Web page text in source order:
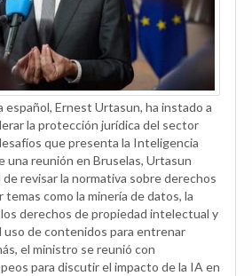
español, Ernest Urtasun, ha instado a
la protección jurídica del sector
que presenta la Inteligencia
una reunión en Bruselas, Urtasun
revisar la normativa sobre derechos
como la minería de datos, la
derechos de propiedad intelectual y
uso de contenidos para entrenar
el ministro se reunió con
para discutir el impacto de la IA en